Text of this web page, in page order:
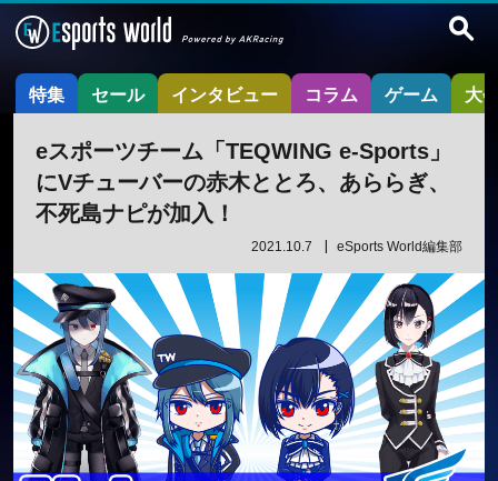
特集 セール インタビュー コラム ゲーム 大
eスポーツチーム「TEQWING e-Sports」
にVチューバーの赤木ととろ、あららぎ、
不死島ナピが加入！
2021.10.7 eSports World編集部